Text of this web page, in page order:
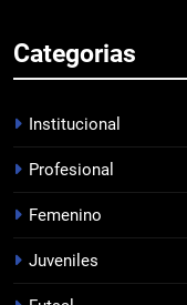
7
Categorias
Institucional
Profesional
Femenino
Juveniles